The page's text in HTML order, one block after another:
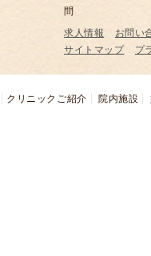
問
求人情報
お問い
サイトマップ
プ
クリニックご紹介 院内施設